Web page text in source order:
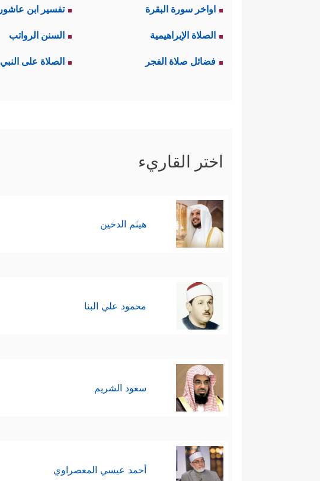
اواخر سورة البقرة تفسير ابن عاشور
الصلاة الإبراهيمية السنن الرواتب
فضائل صلاة الفجر الصلاة على النبي
اختر القاريء
هيثم الدخين
محمود علي البنا
سعود الشريم
أحمد عيسي المعصراوي